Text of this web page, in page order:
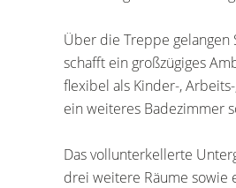
Über die Treppe gelangen
schafft ein großzügiges
flexibel als Kinder-,
ein weiteres Badezimmer
Das vollunterkellerte
drei weitere Räume sowie